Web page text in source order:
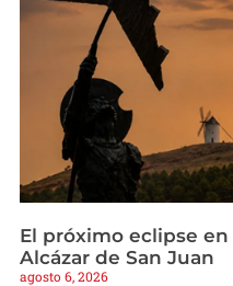
El próximo eclipse
Alcázar de San Juan
agosto 6, 2026